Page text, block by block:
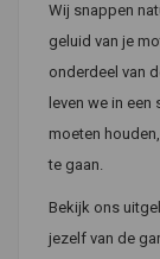
Wij snappen
geluid van je
onderdeel van
leven we in
moeten
te gaan.
Bekijk ons
jezelf van de